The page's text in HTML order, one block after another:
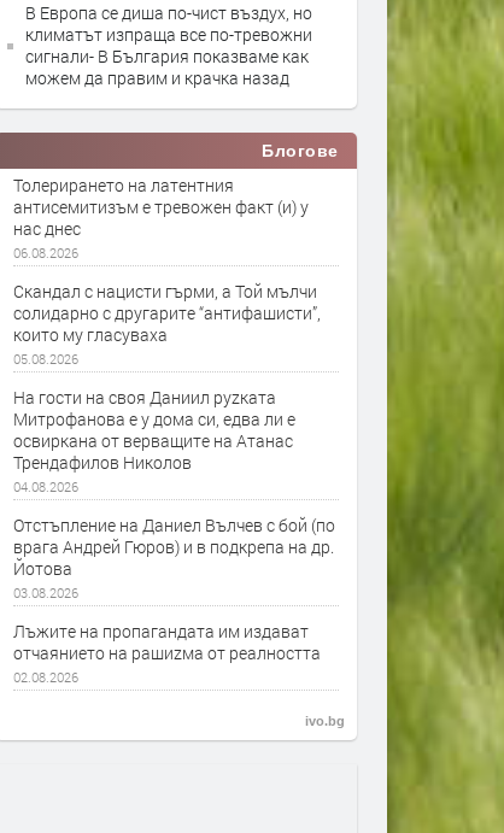
В Европа се диша по-чист въздух, но
климатът изпраща все по-тревожни
сигнали- В България показваме как
можем да правим и крачка назад
Блогове
Толерирането на латентния
антисемитизъм е тревожен факт (и) у
нас днес
06.08.2026
Скандал с нацисти гърми, а Той мълчи
солидарно с другарите “антифашисти”,
които му гласуваха
05.08.2026
На гости на своя Даниил руzката
Митрофанова е у дома си, едва ли е
освиркана от верващите на Атанас
Трендафилов Николов
04.08.2026
Отстъпление на Даниел Вълчев с бой (по
врага Андрей Гюров) и в подкрепа на др.
Йотова
03.08.2026
Лъжите на пропагандата им издават
отчаянието на рашиzма от реалността
02.08.2026
ivo.bg